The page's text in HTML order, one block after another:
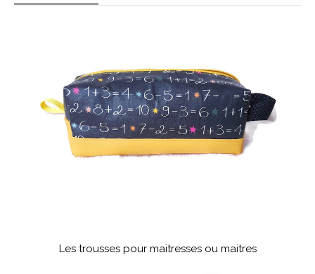
Les trousses pour maitresses ou maitres